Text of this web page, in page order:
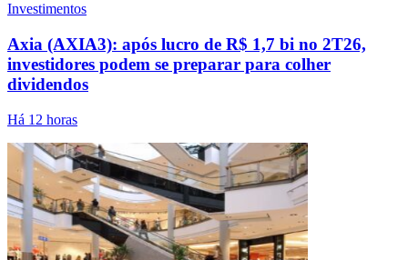
Investimentos
Axia (AXIA3): após lucro de R$ 1,7 bi no 2T26,
investidores podem se preparar para colher
dividendos
Há 12 horas